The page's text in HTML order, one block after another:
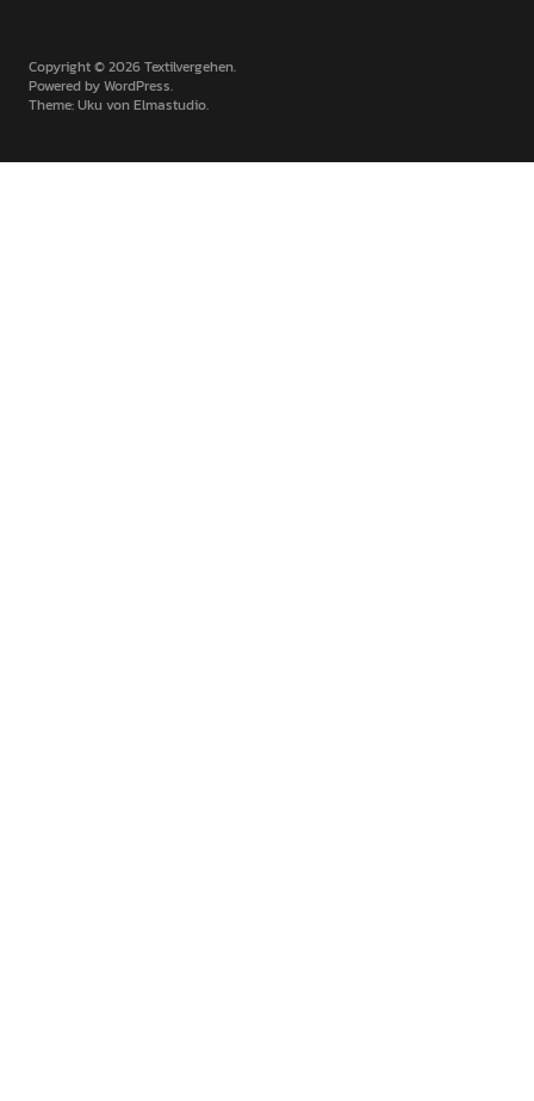
Copyright © 2026 Textilvergehen
Powered byWordPress
Theme: Uku vonElmastudio